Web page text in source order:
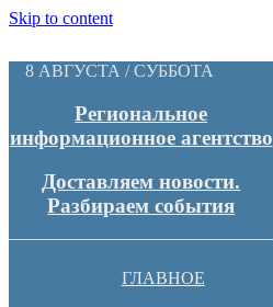
Skip to content
8 АВГУСТА / СУББОТА
Региональное
информационное агентство
Доставляем новости.
Разбираем события
ГЛАВНОЕ